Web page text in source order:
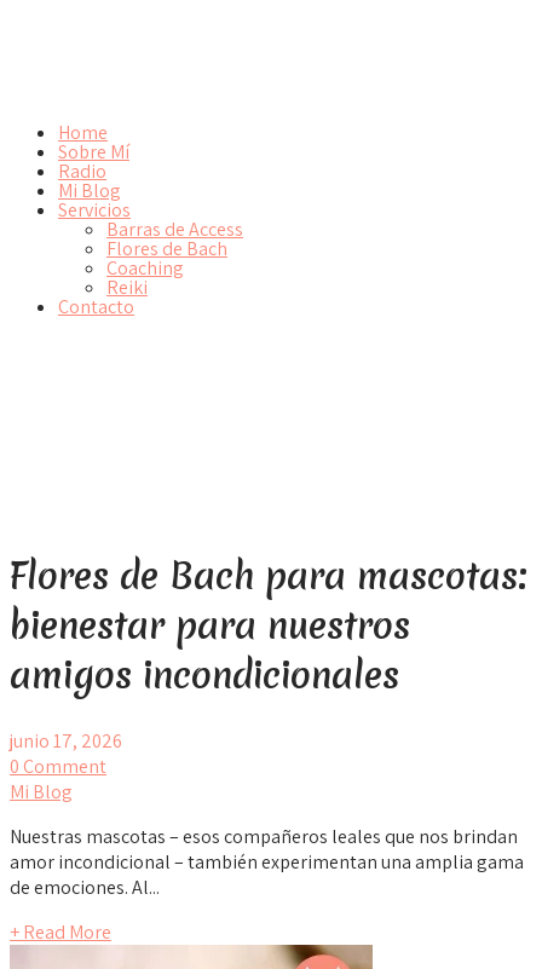
Home
Sobre Mí
Radio
Mi Blog
Servicios
Barras de Access
Flores de Bach
Coaching
Reiki
Contacto
Flores de Bach para mascotas:
bienestar para nuestros
amigos incondicionales
junio 17, 2026
0 Comment
Mi Blog
Nuestras mascotas – esos compañeros leales que nos brindan
amor incondicional – también experimentan una amplia gama
de emociones. Al...
+ Read More